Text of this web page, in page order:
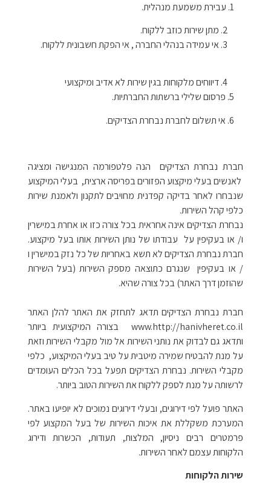
מתן שירות כוזב ללקוח.
אי עמידה בנהלי החברה , אי הפקת חשבונית ללקוח.
דיווחים מלקוחות בגין שירות לא אדיב ומיקצועי
חברת נבחרת הצדיקים הנה פלטפורמה המנגישה ומציגה
לאנשים בעלי מיקצוע הפזורים בפריסה ארצית, בעלי המיקצוע
שנבחרו לאחר בדיקה קפדנית מחויבים לתקנון ולאמנת שירות
כלפי קהל השירות.
נבחרת הצדיקים אינה אחראית בכל צורה כזו או אחרת במישרין
ו/ או בעקיפין על עבודתו של נותן השירות אותו בעל מיקצוע.
חברת נבחרת הצדיקים לא תשא באחריות של כל נזק במישרין ו
/ או בעקיפין שנגרם כתוצאה מספק השירות (בעל השירות
שהוזמן דרך האתר) בכל צורה שהיא.
חברת נבחרת הצדיקים תדאג לתחזק את האתר להלן האתר
www.http://hanivheret.co.il בצורה המיקצועית ביותר
ותדאג גם לבדוק את נותני השירות אל מול מקבלי השירות וזאת
על מנת להבטיח שמירה מיטבית על טיב בעלי המיקצוע, כלפי
מקבלי השירות. נבחרת הצדיקים תפעל בכל הכלים העומדים
לרשותה על מנת לספק ללקוח את השירות הטוב ביותר.
האתר פועל לפי דירוגים, ובעלי דירוגים נמוכים לא יופיעו באתר.
המערכת משקללת את איכות השירות של בעל המקצוע לפי
פרמטרים רבים ניסיון, המלצות, תעודות, הכשרות ודירוג
הלקוחות עצמם לאחר השירות.
שירות הלקוחות